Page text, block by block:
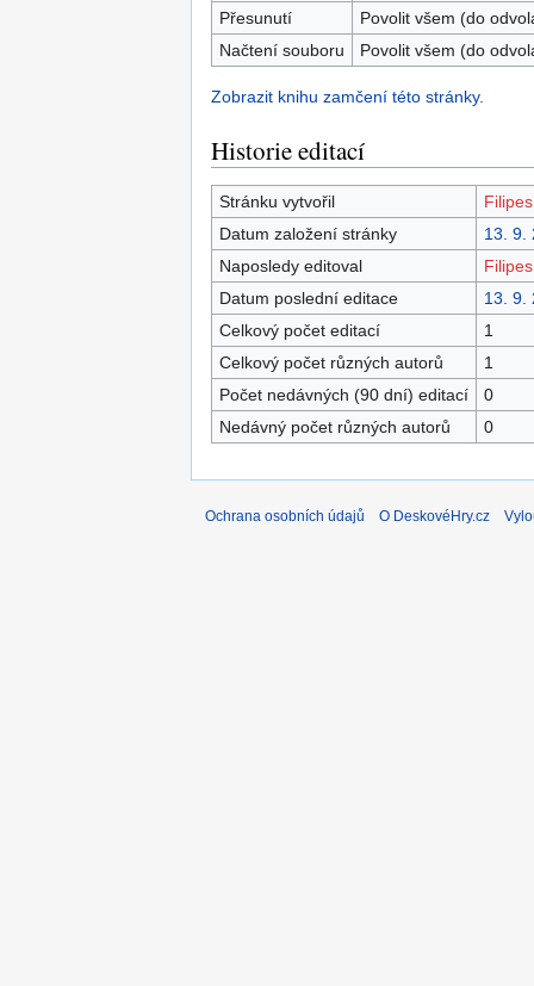
Přesunutí
Povolit všem (do
Načtení souboru
Povolit všem (do
Zobrazit knihu zamčení této stránky.
Historie editací
Stránku vytvořil
Filipes
Datum založení stránky
13. 9.
Naposledy editoval
Filipes
Datum poslední editace
13. 9.
Celkový počet editací
1
Celkový počet různých autorů
1
Počet nedávných (90 dní) editací
0
Nedávný počet různých autorů
0
Ochrana osobních údajů O DeskovéHry.cz